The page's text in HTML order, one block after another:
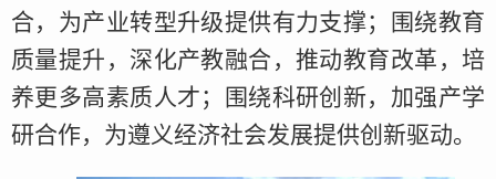
合，为产业转型升级提供有力支撑；围绕教育
质量提升，深化产教融合，推动教育改革，培
养更多高素质人才；围绕科研创新，加强产学
研合作，为遵义经济社会发展提供创新驱动。